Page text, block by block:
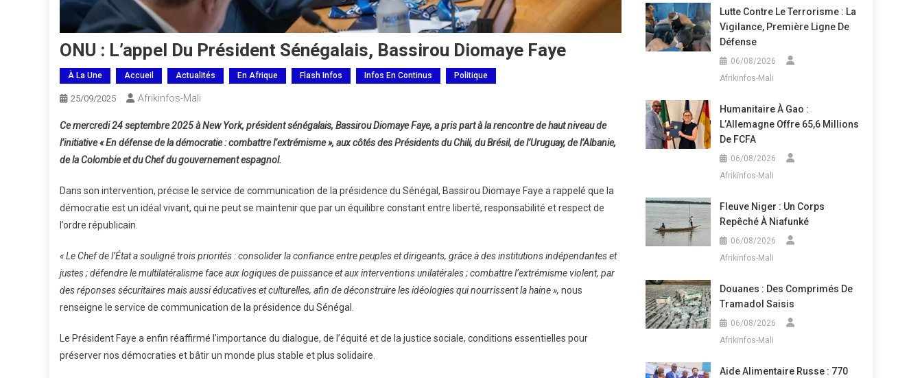
ONU : L’appel Du Président Sénégalais, Bassirou Diomaye Faye
À La Une Accueil Actualités En Afrique Flash Infos Infos En Continus Politique
25/09/2025 Afrikinfos-Mali
Ce mercredi 24 septembre 2025 à New York, président sénégalais, Bassirou Diomaye Faye, a pris part à la rencontre de haut niveau de
l’initiative « En défense de la démocratie : combattre l’extrémisme », aux côtés des Présidents du Chili, du Brésil, de l’Uruguay, de l’Albanie,
de la Colombie et du Chef du gouvernement espagnol.
Dans son intervention, précise le service de communication de la présidence du Sénégal, Bassirou Diomaye Faye a rappelé que la
démocratie est un idéal vivant, qui ne peut se maintenir que par un équilibre constant entre liberté, responsabilité et respect de
l’ordre républicain.
« Le Chef de l’État a souligné trois priorités : consolider la confiance entre peuples et dirigeants, grâce à des institutions indépendantes et
justes ; défendre le multilatéralisme face aux logiques de puissance et aux interventions unilatérales ; combattre l’extrémisme violent, par
des réponses sécuritaires mais aussi éducatives et culturelles, afin de déconstruire les idéologies qui nourrissent la haine », nous
renseigne le service de communication de la présidence du Sénégal.
Le Président Faye a enfin réaffirmé l’importance du dialogue, de l’équité et de la justice sociale, conditions essentielles pour
préserver nos démocraties et bâtir un monde plus stable et plus solidaire.
Lutte Contre Le Terrorisme : La
Vigilance, Première Ligne De
Défense
06/08/2026
Afrikinfos-Mali
Humanitaire À Gao :
L’Allemagne Offre 65,6 Millions
De FCFA
06/08/2026
Afrikinfos-Mali
Fleuve Niger : Un Corps
Repêché À Niafunké
06/08/2026
Afrikinfos-Mali
Douanes : Des Comprimés De
Tramadol Saisis
06/08/2026
Afrikinfos-Mali
Aide Alimentaire Russe : 770